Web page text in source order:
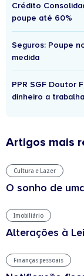
Crédito
poupe até 60%
Seguros: Poupe
medida
PPR SGF Doutor
dinheiro a
Artigos mais
Cultura e Lazer
O sonho de
Imobiliário
Alterações à
Finanças pessoais